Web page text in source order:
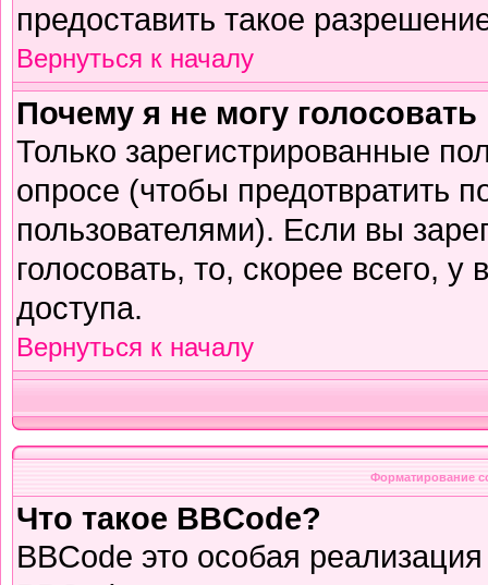
предоставить такое
Вернуться к началу
Почему я не могу
Только зарегистрированные
опросе (чтобы предотвратить
пользователями). Если вы
голосовать, то, скорее всего,
доступа.
Вернуться к началу
Форматирование
Что такое BBCode?
BBCode это особая